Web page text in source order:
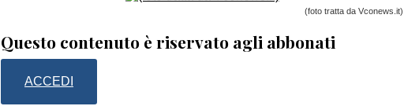
(foto tratta da Vconews.it)
Questo contenuto è riservato agli abbonati
ACCEDI